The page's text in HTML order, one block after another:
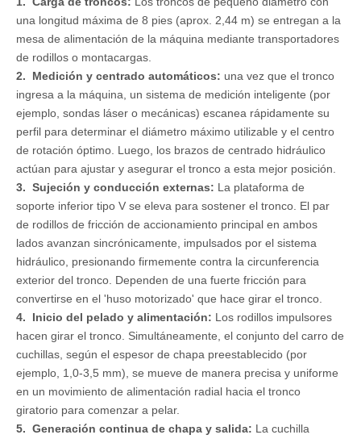
una longitud máxima de 8 pies (aprox. 2,44 m) se entregan a la
mesa de alimentación de la máquina mediante transportadores
de rodillos o montacargas.
2. Medición y centrado automáticos: una vez que el tronco
ingresa a la máquina, un sistema de medición inteligente (por
ejemplo, sondas láser o mecánicas) escanea rápidamente su
perfil para determinar el diámetro máximo utilizable y el centro
de rotación óptimo. Luego, los brazos de centrado hidráulico
actúan para ajustar y asegurar el tronco a esta mejor posición.
3. Sujeción y conducción externas: La plataforma de
soporte inferior tipo V se eleva para sostener el tronco. El par
de rodillos de fricción de accionamiento principal en ambos
lados avanzan sincrónicamente, impulsados ​​por el sistema
hidráulico, presionando firmemente contra la circunferencia
exterior del tronco. Dependen de una fuerte fricción para
convertirse en el 'huso motorizado' que hace girar el tronco.
4. Inicio del pelado y alimentación: Los rodillos impulsores
hacen girar el tronco. Simultáneamente, el conjunto del carro de
cuchillas, según el espesor de chapa preestablecido (por
ejemplo, 1,0-3,5 mm), se mueve de manera precisa y uniforme
en un movimiento de alimentación radial hacia el tronco
giratorio para comenzar a pelar.
5. Generación continua de chapa y salida: La cuchilla